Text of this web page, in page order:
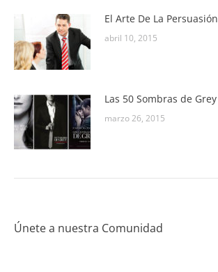
El Arte De La Persuasión
abril 10, 2015
Las 50 Sombras de Grey
marzo 26, 2015
Únete a nuestra Comunidad